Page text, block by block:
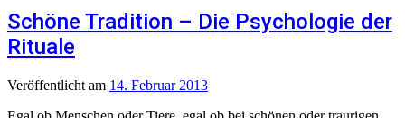
Schöne Tradition – Die Psychologie der
Rituale
Veröffentlicht am 14. Februar 2013